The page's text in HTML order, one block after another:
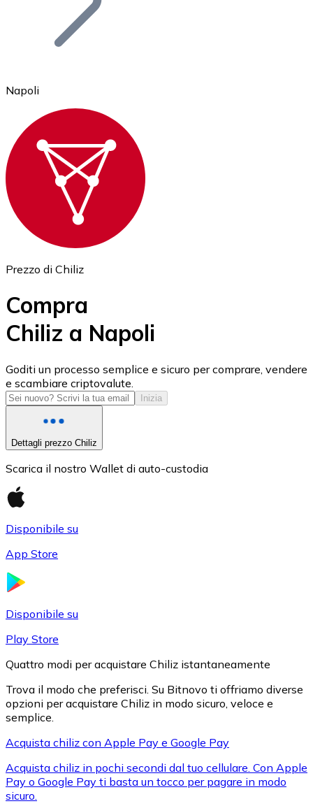
Ethereum
ETH
USD Coin
USDC
XRP
XRP
Napoli
Prezzo di Chiliz
Compra
Chiliz a Napoli
Goditi un processo semplice e sicuro per comprare, vendere
e scambiare criptovalute.
Inizia
Dettagli prezzo Chiliz
Scarica il nostro Wallet di auto-custodia
Disponibile su
App Store
Disponibile su
Play Store
Quattro modi per acquistare Chiliz istantaneamente
Trova il modo che preferisci. Su Bitnovo ti offriamo diverse
opzioni per acquistare Chiliz in modo sicuro, veloce e
semplice.
Acquista chiliz con Apple Pay e Google Pay
Acquista chiliz in pochi secondi dal tuo cellulare. Con Apple
Pay o Google Pay ti basta un tocco per pagare in modo
sicuro.